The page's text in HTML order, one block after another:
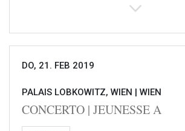
DO, 21. FEB 2019
PALAIS LOBKOWITZ, WIEN | WIEN
CONCERTO | JEUNESSE A